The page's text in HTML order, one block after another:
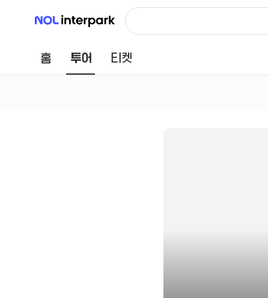
NOL 인터파크
홈 투어